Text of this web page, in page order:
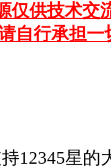
仅供技术交
自行承担
12345星的